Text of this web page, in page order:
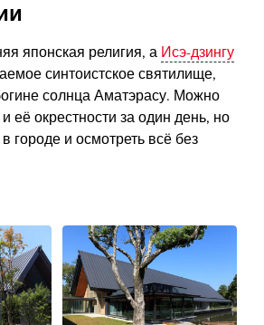
японская религия, а Исэ-дзингу
синтоистское святилище,
солнца Аматэрасу. Можно
её окрестности за один день, но
городе и осмотреть всё без